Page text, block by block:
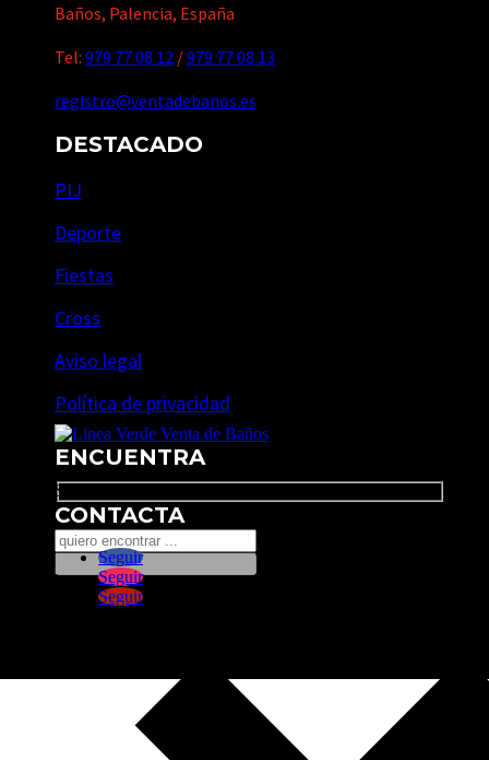
Baños, Palencia, España
Tel: 979 77 08 12 /979 77 08 13
registro@ventadebanos.es
DESTACADO
PIJ
Deporte
Fiestas
Cross
Aviso legal
Política de privacidad
ENCUENTRA
Search
CONTACTA
Seguir
Seguir
Seguir